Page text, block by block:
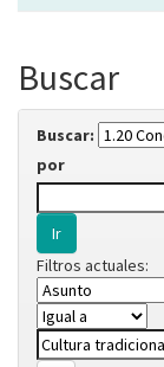
Buscar
Buscar:
por
Filtros actuales: